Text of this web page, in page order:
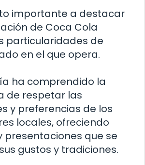
importante a destacar
de Coca Cola
particularidades de
en el que opera.
ha comprendido la
de respetar las
y preferencias de los
locales, ofreciendo
presentaciones que se
gustos y tradiciones.